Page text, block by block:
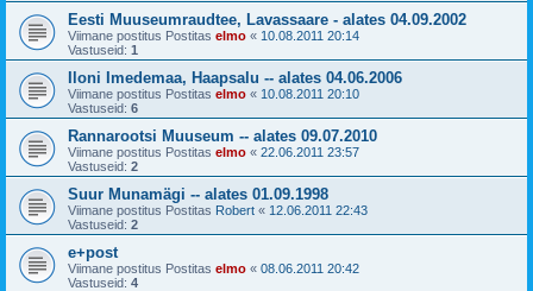
Eesti Muuseumraudtee, Lavassaare - alates 04.09.2002
Viimane postitus Postitas elmo « 10.08.2011 20:14
Vastuseid: 1
Iloni Imedemaa, Haapsalu -- alates 04.06.2006
Viimane postitus Postitas elmo « 10.08.2011 20:10
Vastuseid: 6
Rannarootsi Muuseum -- alates 09.07.2010
Viimane postitus Postitas elmo « 22.06.2011 23:57
Vastuseid: 2
Suur Munamägi -- alates 01.09.1998
Viimane postitus Postitas Robert « 12.06.2011 22:43
Vastuseid: 2
e+post
Viimane postitus Postitas elmo « 08.06.2011 20:42
Vastuseid: 4